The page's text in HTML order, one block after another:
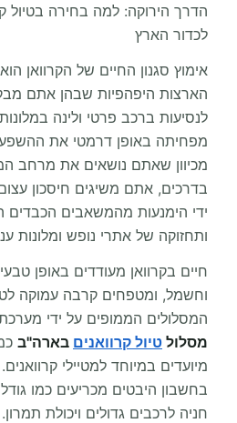
הדרך הירוקה: למה בחירה בטיול
לכדור הארץ
אימוץ סגנון החיים של הקרוואן
הארצות היפהפיות שבהן אתם
לנסיעות ברכב פרטי ולינה
מפחיתה באופן דרמטי את
מכיוון שאתם נושאים את מרחב
בדרכים, אתם משיגים חיסכון
ידי הימנעות מהמשאבים הכבדים
ותחזוקה של אתרי נופש ומלונות
חיים בקרוואן מעודדים באופן
וחשמל, ומטפחים קרבה עמוקה
המסלולים הממופים על ידי
מסלול טיול קרוואנים בארה"ב
מיועדים במיוחד למטיילי
בחשבון היבטים מכריעים כמו
חניה לרכבים גדולים ויכולת